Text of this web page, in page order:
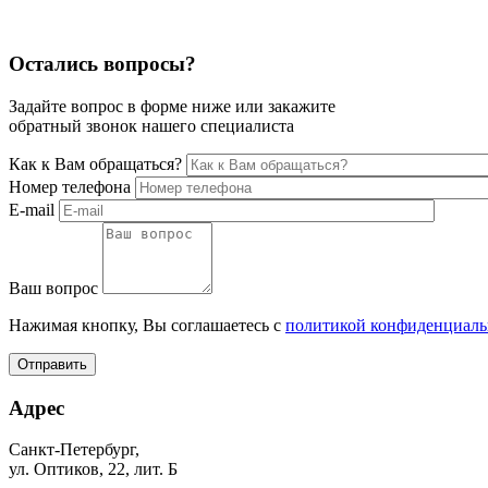
Остались вопросы?
Задайте вопрос в форме ниже или закажите
обратный звонок нашего специалиста
Как к Вам обращаться?
Номер телефона
E-mail
Ваш вопрос
Нажимая кнопку, Вы соглашаетесь с политикой
Отправить
Адрес
Санкт-Петербург,
ул. Оптиков, 22, лит. Б